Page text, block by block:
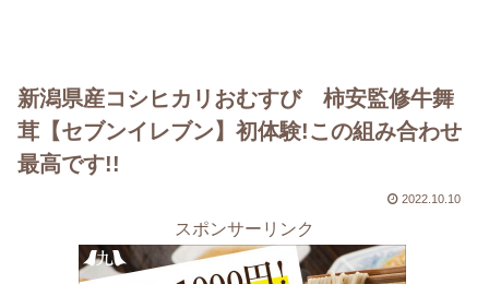
新潟県産コシヒカリおむすび 柿安監修牛舞
茸【セブンイレブン】初体験!この組み合わせ
最高です!!
2022.10.10
スポンサーリンク